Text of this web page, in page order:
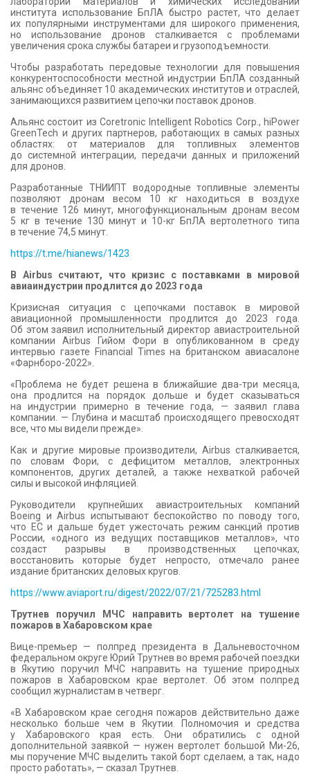
института использование БпЛА быстро растет, что делает
их популярными инструментами для широкого применения,
но использование дронов сталкивается с проблемами
увеличения срока службы батареи и грузоподъемности.
Чтобы разработать передовые технологии для повышения
конкурентоспособности местной индустрии БпЛА созданный
альянс объединяет 10 академических институтов и отраслей,
занимающихся развитием цепочки поставок дронов.
Альянс состоит из Coretronic Intelligent Robotics Corp., hiPower
GreenTech и других партнеров, работающих в самых разных
областях: от материалов для топливных элементов
до системной интеграции, передачи данных и приложений
для дронов.
Разработанные ТНИИПТ водородные топливные элементы
позволяют дронам весом 10 кг находиться в воздухе
в течение 126 минут, многофункциональным дронам весом
5 кг в течение 130 минут и 10-кг БпЛА вертолетного типа
в течение 74,5 минут.
https://t.me/hianews/1423
В Airbus считают, что кризис с поставками в мировой
авиаиндустрии продлится до 2023 года
Кризисная ситуация с цепочками поставок в мировой
авиационной промышленности продлится до 2023 года.
Об этом заявил исполнительный директор авиастроительной
компании Airbus Гийом Фори в опубликованном в среду
интервью газете Financial Times на британском авиасалоне
«Фарнборо-2022».
«Проблема не будет решена в ближайшие два-три месяца,
она продлится на порядок дольше и будет сказываться
на индустрии примерно в течение года, — заявил глава
компании. — Глубина и масштаб происходящего превосходят
все, что мы видели прежде».
Как и другие мировые производители, Airbus сталкивается,
по словам Фори, с дефицитом металлов, электронных
компонентов, других деталей, а также нехваткой рабочей
силы и высокой инфляцией.
Руководители крупнейших авиастроительных компаний
Boeing и Airbus испытывают беспокойство по поводу того,
что ЕС и дальше будет ужесточать режим санкций против
России, «одного из ведущих поставщиков металлов», что
создаст разрывы в производственных цепочках,
восстановить которые будет непросто, отмечало ранее
издание британских деловых кругов.
https://www.aviaport.ru/digest/2022/07/21/725283.html
Трутнев поручил МЧС направить вертолет на тушение
пожаров в Хабаровском крае
Вице-премьер — полпред президента в Дальневосточном
федеральном округе Юрий Трутнев во время рабочей поездки
в Якутию поручил МЧС направить на тушение природных
пожаров в Хабаровском крае вертолет. Об этом полпред
сообщил журналистам в четверг.
«В Хабаровском крае сегодня пожаров действительно даже
несколько больше чем в Якутии. Полномочия и средства
у Хабаровского края есть. Они обратились с одной
дополнительной заявкой — нужен вертолет большой Ми-26,
мы поручение МЧС выделить такой борт сделаем, а так, надо
просто работать», — сказал Трутнев.